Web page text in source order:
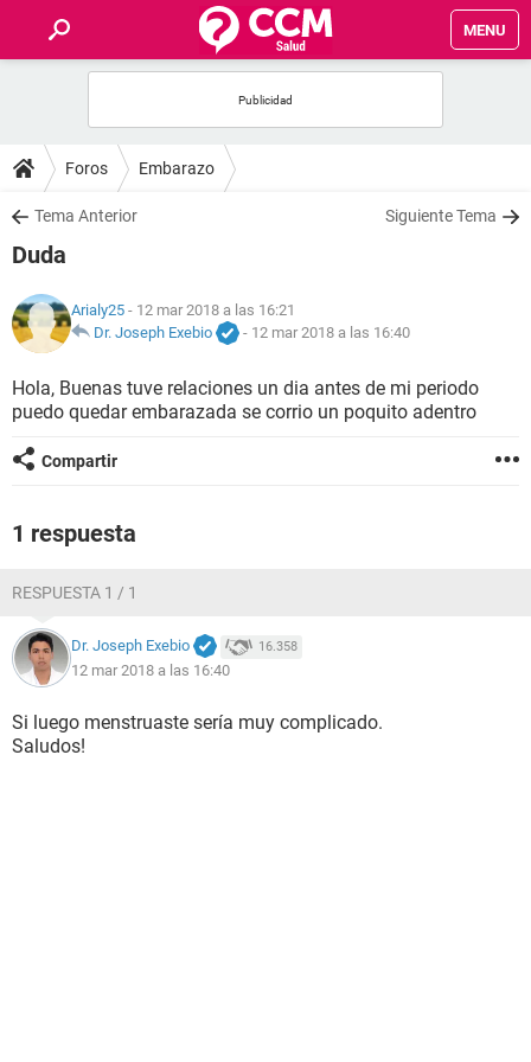
MENU
FOROS
SALUD
NUTRICIÓN
BIENESTAR
SEXUALIDAD
Foros Embarazo
Tema Anterior Siguiente Tema
Duda
Arialy25 - 12 mar 2018 a las 16:21
Dr. Joseph Exebio
- 12 mar 2018 a las 16:40
Hola, Buenas tuve relaciones un dia antes de mi periodo
puedo quedar embarazada se corrio un poquito adentro
Compartir
1 respuesta
RESPUESTA 1 / 1
Dr. Joseph Exebio 16.358
12 mar 2018 a las 16:40
Si luego menstruaste sería muy complicado.
Saludos!